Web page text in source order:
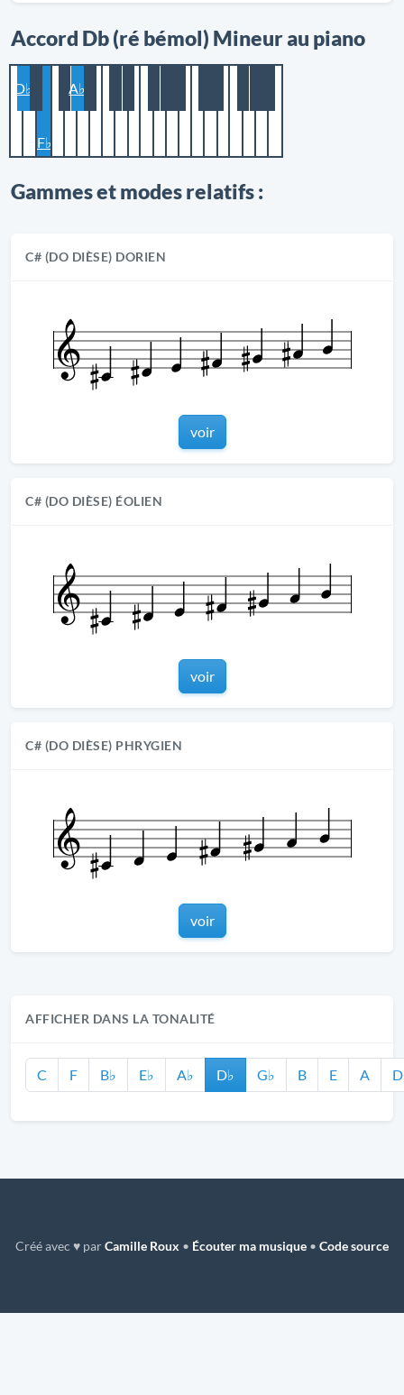
Accord Db (ré bémol) Mineur au piano
D♭
F♭
A♭
Gammes et modes relatifs :
C# (DO DIÈSE) DORIEN
voir
C# (DO DIÈSE) ÉOLIEN
voir
C# (DO DIÈSE) PHRYGIEN
voir
AFFICHER DANS LA TONALITÉ
C F B♭ E♭ A♭ D♭ G♭ B E A D
Créé avec ♥ parCamille Roux • Écouter ma musique • Code source